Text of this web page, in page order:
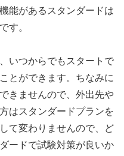
能があるスタンダードは
す。
いつからでもスタートで
とができます。ちなみに
きませんので、外出先や
はスタンダードプランを
て変わりませんので、ど
ードで試験対策が良いか